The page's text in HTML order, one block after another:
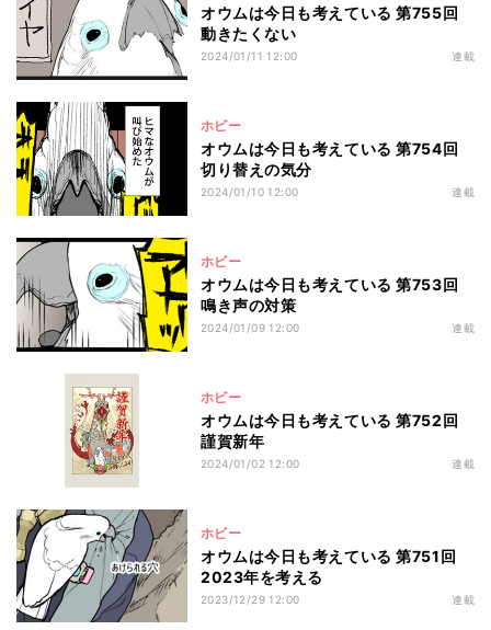
オウムは今日も考えている 第755回
動きたくない
2024/01/11 12:00 連載
ホビー
オウムは今日も考えている 第754回
切り替えの気分
2024/01/10 12:00 連載
ホビー
オウムは今日も考えている 第753回
鳴き声の対策
2024/01/09 12:00 連載
ホビー
オウムは今日も考えている 第752回
謹賀新年
2024/01/02 12:00 連載
ホビー
オウムは今日も考えている 第751回
2023年を考える
2023/12/29 12:00 連載